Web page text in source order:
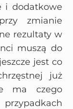
i dodatkowe
zmianie
rezultaty w
muszą do
jest co
już
ma czego